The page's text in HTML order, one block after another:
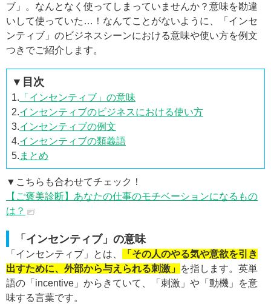
ブ」。なんとなく使ってしまっていませんか？意味を勘違
いして使っていた…！なんてことがないように、「インセ
ンティブ」のビジネスシーンにおける意味や使い方を例文
つきでご紹介します。
▼目次
1. 「インセンティブ」の意味
2.インセンティブのビジネスにおける使い方
3.インセンティブの例文
4.インセンティブの類義語
5. まとめ
▼こちらも合わせてチェック！
【ご褒美診断】あなたの仕事のモチベーションになるもの
は？
「インセンティブ」の意味
「インセンティブ」とは、
「その人のやる気や意欲を引き
出すために、外部から与えられる刺激」
を指します。英単
語の「incentive」からきていて、「刺激」や「動機」を意
味する言葉です。